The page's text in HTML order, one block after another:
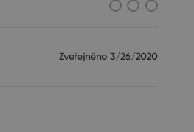
Zveřejněno 3/26/2020